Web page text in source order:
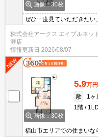
画像：30枚
ぜひ一度見ていただきた
物を注文する時に時間を気
部に備え付けております
去してカビの発生を防ぐこ
株式会社アークス エイブルネッ
涯店
情報更新日 2026/08/07
画像：30枚
5.9万円
敷
1ヶ
1階
福山市エリアでの住まいな